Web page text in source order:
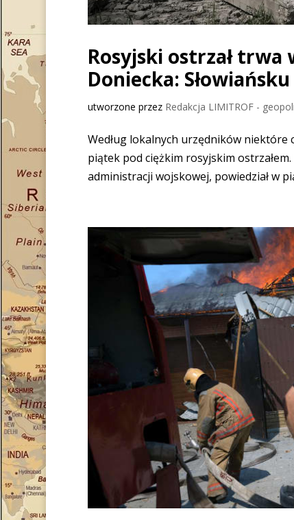
Rosyjski ostrzał
Doniecka:
utworzone przez Redakcja LIMITROF -
Według lokalnych urzędników niektóre
piątek pod ciężkim rosyjskim
administracji wojskowej, powiedział w